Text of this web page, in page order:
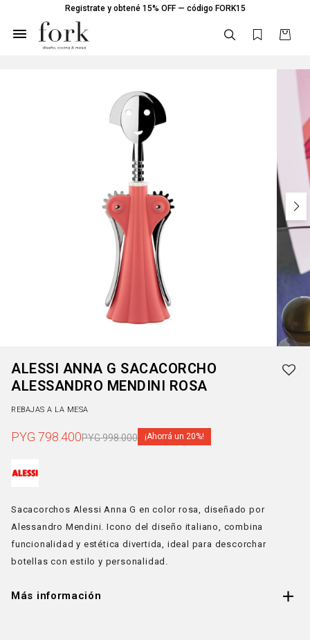
Registrate y obtené 15% OFF — código FORK15

ALESSI ANNA G SACACORCHO
ALESSANDRO MENDINI ROSA
REBAJAS A LA MESA
PYG 798.400PYG998.000 20
Sacacorchos Alessi Anna G en color rosa, diseñado por
Alessandro Mendini. Icono del diseño italiano, combina
funcionalidad y estética divertida, ideal para descorchar
botellas con estilo y personalidad.
Más información